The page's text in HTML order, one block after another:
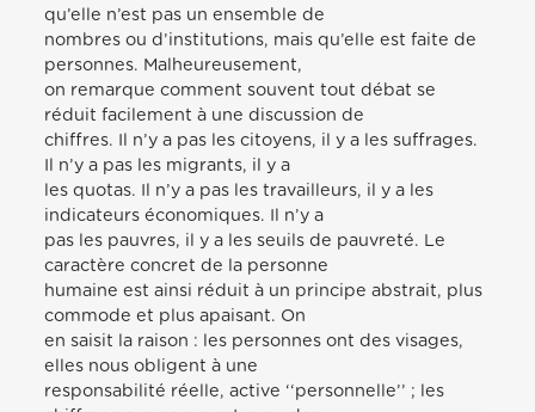
qu’elle n’est pas un ensemble de
nombres ou d’institutions, mais qu’elle est faite de
personnes. Malheureusement,
on remarque comment souvent tout débat se
réduit facilement à une discussion de
chiffres. Il n’y a pas les citoyens, il y a les suffrages.
Il n’y a pas les migrants, il y a
les quotas. Il n’y a pas les travailleurs, il y a les
indicateurs économiques. Il n’y a
pas les pauvres, il y a les seuils de pauvreté. Le
caractère concret de la personne
humaine est ainsi réduit à un principe abstrait, plus
commode et plus apaisant. On
en saisit la raison : les personnes ont des visages,
elles nous obligent à une
responsabilité réelle, active ‘‘personnelle’’ ; les